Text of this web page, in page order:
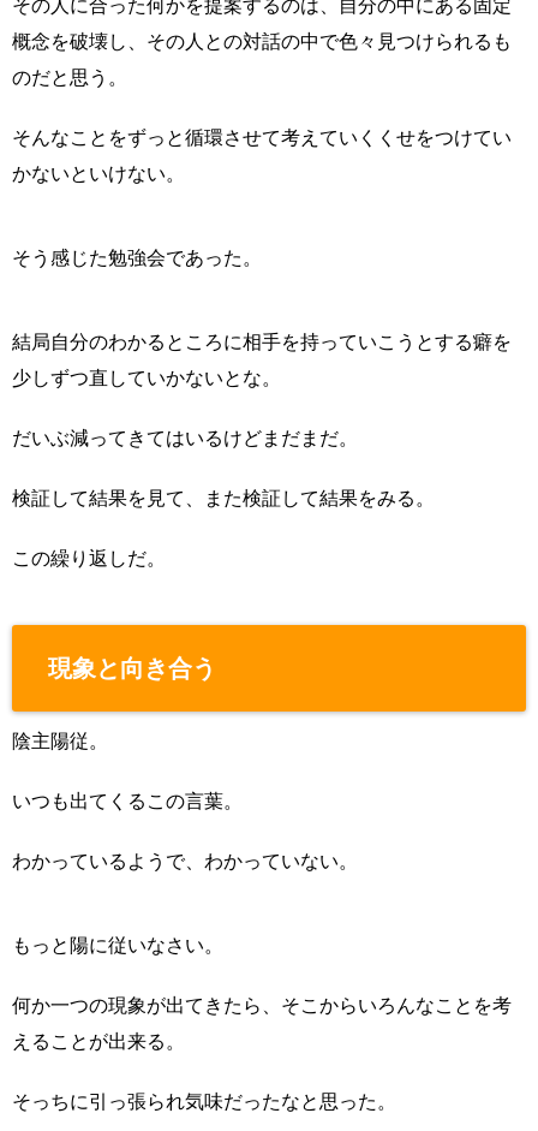
その人に合った何かを提案するのは、自分の中にある固定
概念を破壊し、その人との対話の中で色々見つけられるも
のだと思う。
そんなことをずっと循環させて考えていくくせをつけてい
かないといけない。
そう感じた勉強会であった。
結局自分のわかるところに相手を持っていこうとする癖を
少しずつ直していかないとな。
だいぶ減ってきてはいるけどまだまだ。
検証して結果を見て、また検証して結果をみる。
この繰り返しだ。
現象と向き合う
陰主陽従。
いつも出てくるこの言葉。
わかっているようで、わかっていない。
もっと陽に従いなさい。
何か一つの現象が出てきたら、そこからいろんなことを考
えることが出来る。
そっちに引っ張られ気味だったなと思った。